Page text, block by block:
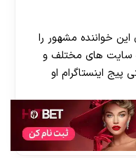
خواننده مشهور را
سایت های مختلف و
اینستاگرام او